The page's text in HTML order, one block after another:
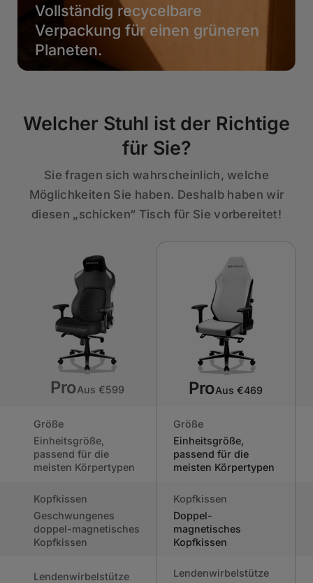
Vollständig recycelbare
Verpackung für einen grüneren
Planeten.
Welcher Stuhl ist der Richtige
für Sie?
Sie fragen sich wahrscheinlich, welche
Möglichkeiten Sie haben. Deshalb haben wir
diesen „schicken“ Tisch für Sie vorbereitet!
ProAus €599 ProAus €469
Größe
Einheitsgröße,
passend für die
meisten Körpertypen
Größe
Einheitsgröße,
passend für die
meisten Körpertypen
Kopfkissen
Geschwungenes
doppel-magnetisches
Kopfkissen
Kopfkissen
Doppel-
magnetisches
Kopfkissen
Lendenwirbelstütze
Lendenwirbelstütze